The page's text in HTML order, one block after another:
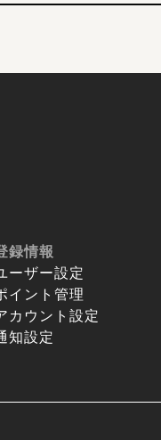
録情報
ーザー設定
イント管理
カウント設定
知設定